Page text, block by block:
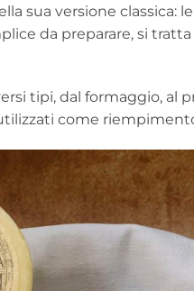
sua versione classica:
da preparare, si
tipi, dal formaggio, al
come